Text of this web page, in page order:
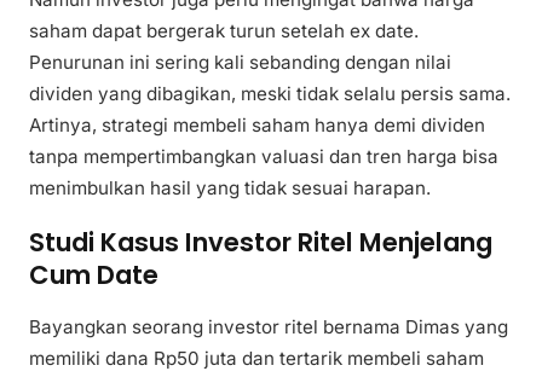
saham dapat bergerak turun setelah ex date.
Penurunan ini sering kali sebanding dengan nilai
dividen yang dibagikan, meski tidak selalu persis sama.
Artinya, strategi membeli saham hanya demi dividen
tanpa mempertimbangkan valuasi dan tren harga bisa
menimbulkan hasil yang tidak sesuai harapan.
Studi Kasus Investor Ritel Menjelang
Cum Date
Bayangkan seorang investor ritel bernama Dimas yang
memiliki dana Rp50 juta dan tertarik membeli saham